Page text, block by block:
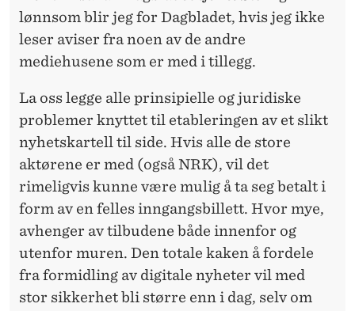
lønnsom blir jeg for Dagbladet, hvis jeg ikke
leser aviser fra noen av de andre
mediehusene som er med i tillegg.
La oss legge alle prinsipielle og juridiske
problemer knyttet til etableringen av et slikt
nyhetskartell til side. Hvis alle de store
aktørene er med (også NRK), vil det
rimeligvis kunne være mulig å ta seg betalt i
form av en felles inngangsbillett. Hvor mye,
avhenger av tilbudene både innenfor og
utenfor muren. Den totale kaken å fordele
fra formidling av digitale nyheter vil med
stor sikkerhet bli større enn i dag, selv om